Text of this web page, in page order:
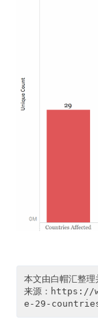
本文由白帽汇整
来源：